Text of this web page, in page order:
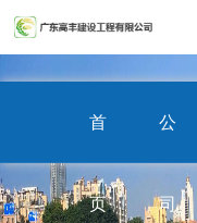
首
页
公
司